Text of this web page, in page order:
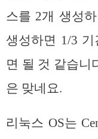
스를 2개 생성
생성하면 1/3
면 될 것 같습니
은 맞네요.
리눅스 OS는